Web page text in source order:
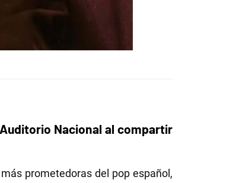
Nacional al compartir
prometedoras del pop español,